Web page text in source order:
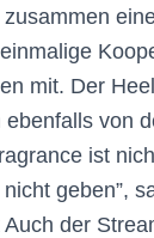
mit. Der
von
ist
geben”,
der